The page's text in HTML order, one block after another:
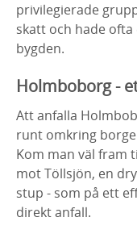
privilegierade
skatt och hade
bygden.
Holmboborg -
Att anfalla
runt omkring
Kom man väl fram
mot Töllsjön, en
stup - som på ett
direkt anfall.